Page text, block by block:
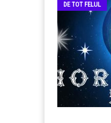
DE TOT FELUL